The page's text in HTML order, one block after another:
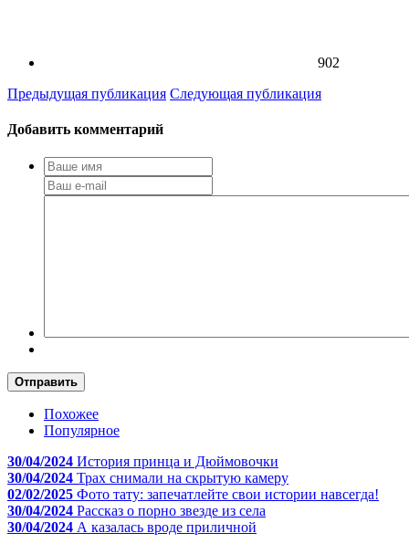
902
Предыдущая публикация Следующая публикация
Добавить комментарий
Отправить
Похожее
Популярное
30/04/2024 История принца и Дюймовочки
30/04/2024 Трах снимали на скрытую камеру
02/02/2025 Фото тату: запечатлейте свои истории навсегда!
30/04/2024 Рассказ о порно звезде из села
30/04/2024 А казалась вроде приличной